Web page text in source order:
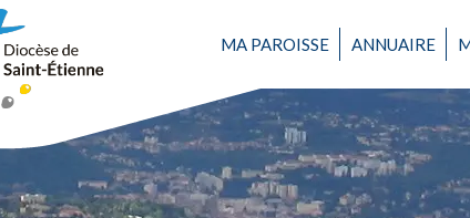
MA PAROISSE ANNUAIRE
Un mouvement